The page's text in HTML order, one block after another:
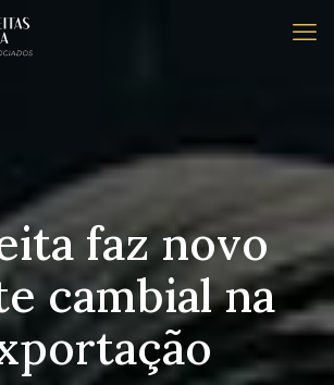
faz novo
cambial na